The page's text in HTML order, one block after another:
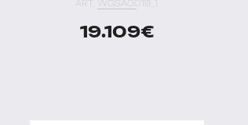
ART. WGSA0019_1
19.109€